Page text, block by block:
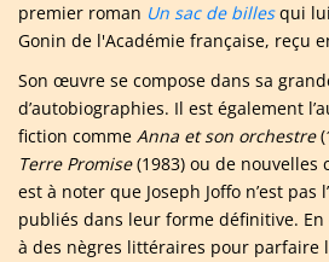
premier roman Un sac de billesqui lui
Gonin de l'Académie française, reçu
Son œuvre se compose dans sa
d’autobiographies. Il est également
fiction comme Anna et son orchestre
Terre Promise(1983) ou de nouvelles
est à noter que Joseph Joffo n’est pas
publiés dans leur forme définitive.
à des nègres littéraires pour parfaire